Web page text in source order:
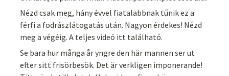
Nézd csak meg, hány évvel fiatalabbnak tűnik ez a
férfi a fodrászlátogatás után. Nagyon érdekes! Nézd
meg a végéig. A teljes videó itt található.
Se bara hur många år yngre den här mannen ser ut
efter sitt frisörbesök. Det är verkligen imponerande!